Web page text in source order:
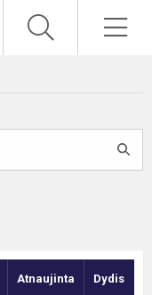
Atnaujinta Dydis